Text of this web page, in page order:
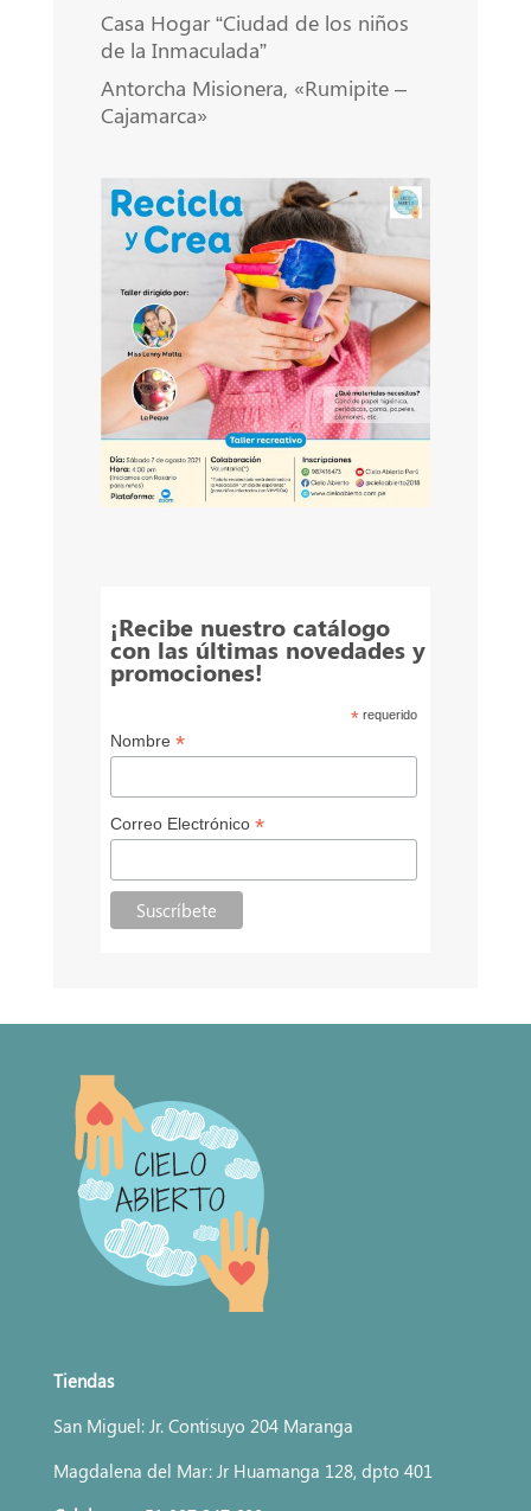
Casa Hogar “Ciudad de los niños
de la Inmaculada”
Antorcha Misionera, «Rumipite –
Cajamarca»
¡Recibe nuestro catálogo
con las últimas novedades y
promociones!
* requerido
Nombre*
Correo Electrónico*
Tiendas
San Miguel: Jr. Contisuyo 204 Maranga
Magdalena del Mar: Jr Huamanga 128, dpto 401